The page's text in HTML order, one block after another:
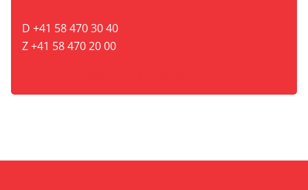
D +41 58 470 30 40
Z +41 58 470 20 00